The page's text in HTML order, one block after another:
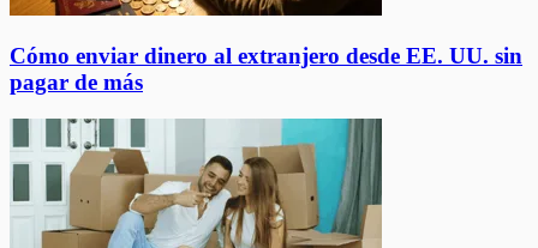
Cómo enviar dinero al extranjero desde EE. UU. sin
pagar de más